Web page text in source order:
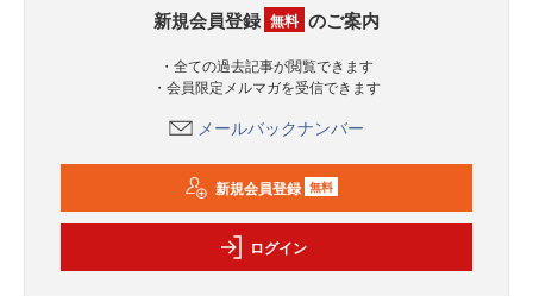
新規会員登録 無料 のご案内
・全ての過去記事が閲覧できます
・会員限定メルマガを受信できます
メールバックナンバー
新規会員登録 無料
ログイン